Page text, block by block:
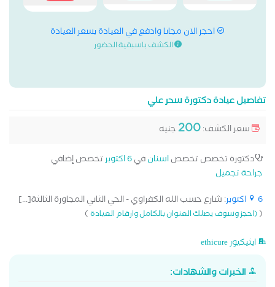
احجز الان مجانا وادفع في العيادة بسعر العيادة
الكشف باسبقية الحضور
تفاصيل عيادة دكتورة سحر علي
سعر الكشف:200جنيه
دكتورة تخصص تخصصاسنانفي6 اكتوبر
تخصص إضافي
جراحة تجميل
6 اكتوبر
: شارع حسب الله الكفراوي - الحي الثاني المجاورة الثالثة[...]
((احجز وسوف يصلك العنوان بالكامل وارقام العيادة)
ايثيكيور ethicure
الخبرات والشهادات: